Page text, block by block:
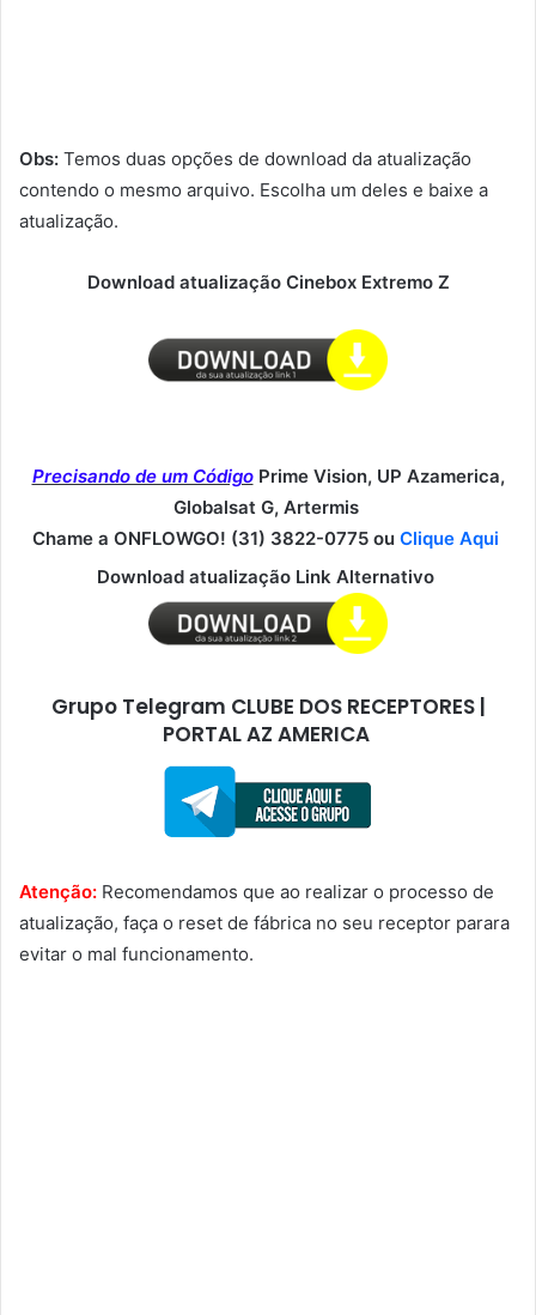
Obs: Temos duas opções de download da atualização
contendo o mesmo arquivo. Escolha um deles e baixe a
atualização.
Download atualização Cinebox Extremo Z
Precisando de um Código Prime Vision, UP Azamerica,
Globalsat G, Artermis
Chame a ONFLOWGO! (31) 3822-0775 ou Clique Aqui
Download atualização Link Alternativo
Grupo Telegram CLUBE DOS RECEPTORES |
PORTAL AZ AMERICA
Atenção: Recomendamos que ao realizar o processo de
atualização, faça o reset de fábrica no seu receptor parara
evitar o mal funcionamento.